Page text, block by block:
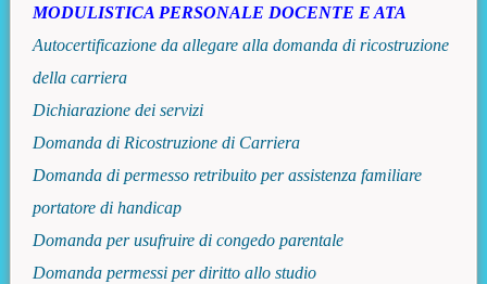
MODULISTICA PERSONALE DOCENTE E ATA
Autocertificazione da allegare alla domanda di ricostruzione
della carriera
Dichiarazione dei servizi
Domanda di Ricostruzione di Carriera
Domanda di permesso retribuito per assistenza familiare
portatore di handicap
Domanda per usufruire di congedo parentale
Domanda permessi per diritto allo studio